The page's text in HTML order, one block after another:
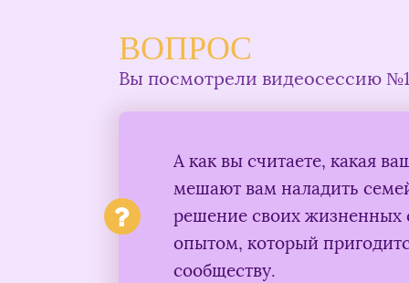
ВОПРОС
Вы посмотрели видеосессию №1
А как вы считаете, какая
мешают вам наладить
решение своих жизненных
опытом, который
сообществу.